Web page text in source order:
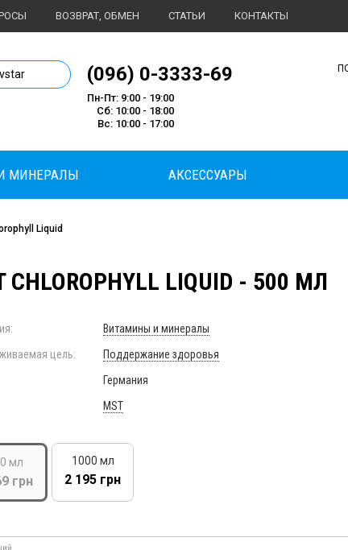
ВОЗВРАТ, ОБМЕН СТАТЬИ КОНТАКТЫ
магазин спортивного питания
(096) 0-3333-69
Пн-Пт: 9:00 - 19:00
Сб: 10:00 - 18:00
Вс: 10:00 - 17:00
МИНЕРАЛЫ АКСЕССУАРЫ
Liquid
CHLOROPHYLL LIQUID - 500 МЛ
Витамины и минералы
цель:
Поддержание здоровья
Германия
MST
мл
грн
1000 мл
2 195 грн